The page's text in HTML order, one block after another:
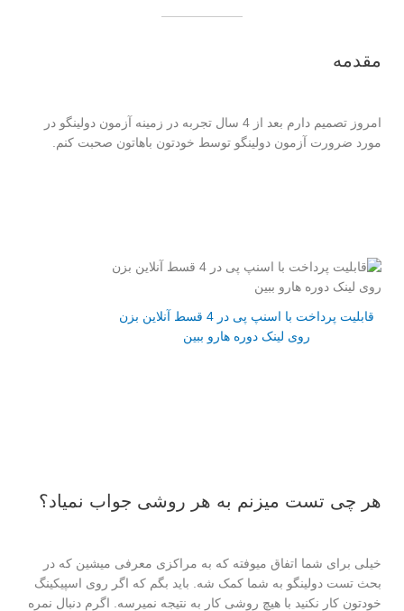
مقدمه
امروز تصمیم دارم بعد از 4 سال تجربه در زمینه آزمون دولینگو در
مورد ضرورت آزمون دولینگو توسط خودتون باهاتون صحبت کنم.
قابلیت پرداخت با اسنپ پی در 4 قسط آنلاین بزن
روی لینک دوره هارو ببین
هر چی تست میزنم به هر روشی جواب نمیاد؟
خیلی برای شما اتفاق میوفته که به مراکزی معرفی میشین که در
بحث تست دولینگو به شما کمک شه. باید بگم که اگر روی اسپیکینگ
خودتون کار نکنید با هیچ روشی کار به نتیجه نمیرسه. اگرم دنبال نمره